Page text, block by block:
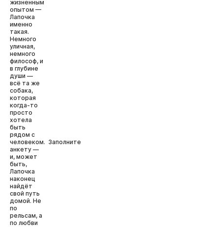
жизненным
опытом —
Лапочка
именно
такая.
Немного
уличная,
немного
философ, и
в глубине
души —
всё та же
собака,
которая
когда-то
просто
хотела
быть
рядом с
человеком. Заполните
анкету —
и, может
быть,
Лапочка
наконец
найдёт
свой путь
домой. Не
по
рельсам, а
по любви